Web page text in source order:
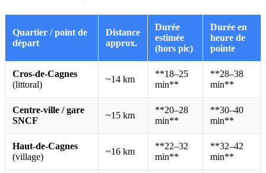
Quartier / point de
départ
Distance
approx.
Durée
estimée
(hors pic)
Durée en
heure de
pointe
Cros-de-Cagnes
(littoral)
~14 km
**18–25
min**
**28–38
min**
Centre-ville / gare
SNCF
~15 km
**20–28
min**
**30–40
min**
Haut-de-Cagnes
(village)
~16 km
**22–32
min**
**32–42
min**